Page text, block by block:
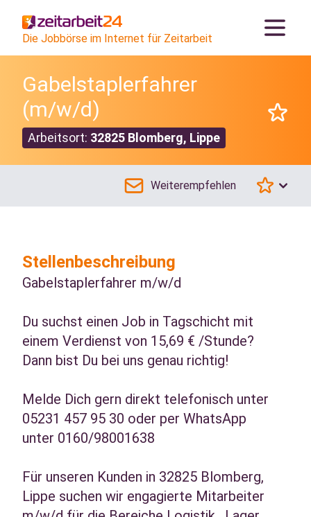
Die Jobbörse im Internet für Zeitarbeit
Gabelstaplerfahrer
(m/w/d)
Arbeitsort: 32825 Blomberg, Lippe
Weiterempfehlen
Stellenbeschreibung
Gabelstaplerfahrer m/w/d
Du suchst einen Job in Tagschicht mit
einem Verdienst von 15,69 € /Stunde?
Dann bist Du bei uns genau richtig!
Melde Dich gern direkt telefonisch unter
05231 457 95 30 oder per WhatsApp
unter 0160/98001638
Für unseren Kunden in 32825 Blomberg,
Lippe suchen wir engagierte Mitarbeiter